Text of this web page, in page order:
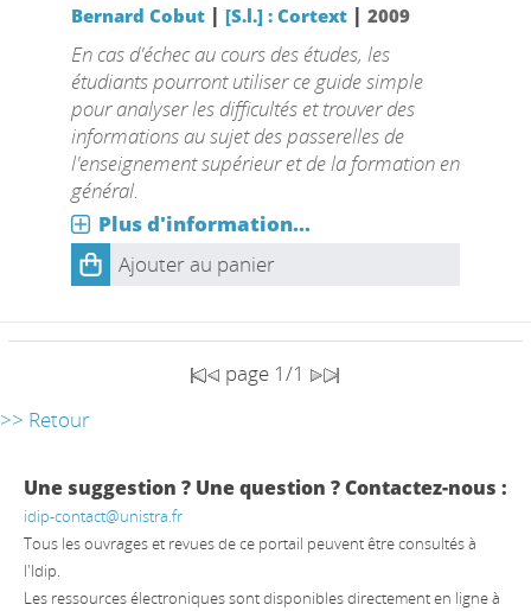
Bernard Cobut | [S.l.] : Cortext| 2009
En cas d'échec au cours des études, les
étudiants pourront utiliser ce guide simple
pour analyser les difficultés et trouver des
informations au sujet des passerelles de
l'enseignement supérieur et de la formation en
général.
Plus d'information...
Ajouter au panier
page 1/1
>> Retour
Une suggestion ? Une question ? Contactez-nous :
idip-contact@unistra.fr
Tous les ouvrages et revues de ce portail peuvent être consultés à
l'Idip.
Les ressources électroniques sont disponibles directement en ligne à